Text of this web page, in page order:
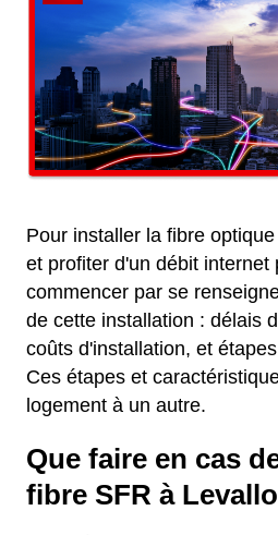
Pour installer la fibre
et profiter d'un débit internet
commencer par se
de cette installation : délais
coûts d'installation, et
Ces étapes et
logement à un autre.
Que faire en cas
fibre SFR à